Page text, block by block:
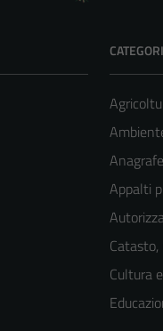
Appalti
Catasto,
Cultura